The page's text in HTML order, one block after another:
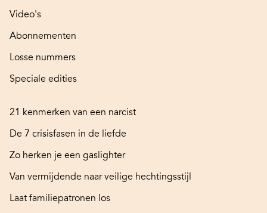
Video's
Abonnementen
Losse nummers
Speciale edities
21 kenmerken van een narcist
De 7 crisisfasen in de liefde
Zo herken je een gaslighter
Van vermijdende naar veilige hechtingsstijl
Laat familiepatronen los